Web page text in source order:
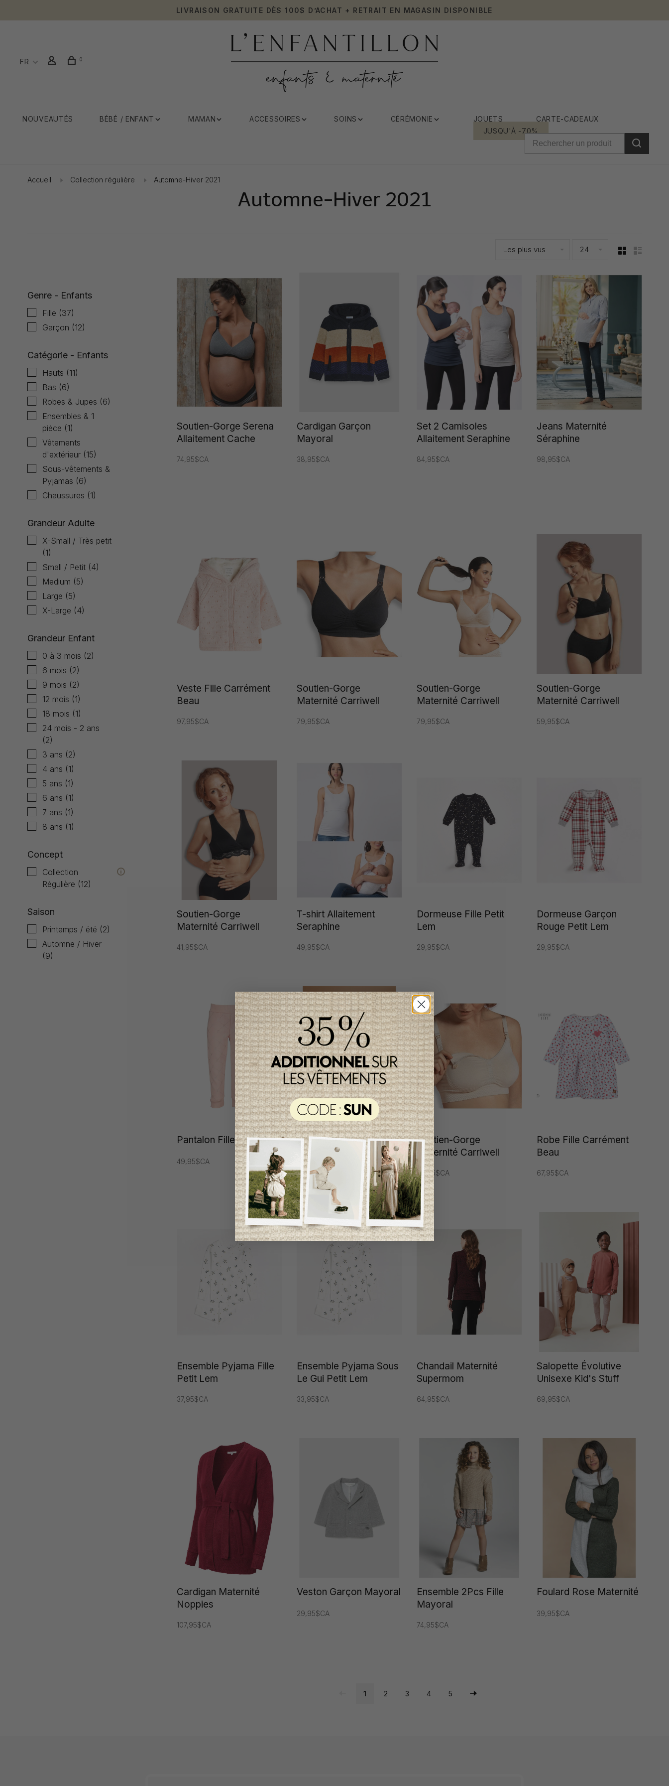
LIVRAISON GRATUITE DÈS 100$ D’ACHAT + RETRAIT EN MAGASIN DISPONIBLE
FR 0
NOUVEAUTÉS BÉBÉ / ENFANT MAMAN ACCESSOIRES SOINS CÉRÉMONIE JOUETS
CARTE-CADEAUX
JUSQU'À -70%
Accueil Collection régulière Automne-Hiver 2021
Automne-Hiver 2021
Les plus vus 24
Genre - Enfants
Fille (37)
Garçon (12)
Catégorie - Enfants
Hauts (11)
Bas (6)
Robes & Jupes (6)
Ensembles & 1
pièce (1)
Vêtements
d'extérieur (15)
Sous-vêtements &
Pyjamas (6)
Chaussures (1)
Grandeur Adulte
X-Small / Très petit
(1)
Small / Petit (4)
Medium (5)
Large (5)
X-Large (4)
Grandeur Enfant
0 à 3 mois (2)
6 mois (2)
9 mois (2)
12 mois (1)
18 mois (1)
24 mois - 2 ans
(2)
3 ans (2)
4 ans (1)
5 ans (1)
6 ans (1)
7 ans (1)
8 ans (1)
Concept
Collection
Régulière (12)
Saison
Printemps / été (2)
Automne / Hiver
(9)
Soutien-Gorge Serena
Allaitement Cache
74,95$CA
Cardigan Garçon
Mayoral
38,95$CA
Set 2 Camisoles
Allaitement Seraphine
84,95$CA
Jeans Maternité
Séraphine
98,95$CA
Veste Fille Carrément
Beau
97,95$CA
Soutien-Gorge
Maternité Carriwell
79,95$CA
Soutien-Gorge
Maternité Carriwell
79,95$CA
Soutien-Gorge
Maternité Carriwell
59,95$CA
Soutien-Gorge
Maternité Carriwell
41,95$CA
T-shirt Allaitement
Seraphine
49,95$CA
Dormeuse Fille Petit
Lem
29,95$CA
Dormeuse Garçon
Rouge Petit Lem
29,95$CA
Pantalon Fille Le Chic
49,95$CA
Collants Fille Nono
29,95$CA
Soutien-Gorge
Maternité Carriwell
59,95$CA
Robe Fille Carrément
Beau
67,95$CA
Ensemble Pyjama Fille
Petit Lem
37,95$CA
Ensemble Pyjama Sous
Le Gui Petit Lem
33,95$CA
Chandail Maternité
Supermom
64,95$CA
Salopette Évolutive
Unisexe Kid's Stuff
69,95$CA
Cardigan Maternité
Noppies
107,95$CA
Veston Garçon Mayoral
29,95$CA
Ensemble 2Pcs Fille
Mayoral
74,95$CA
Foulard Rose Maternité
39,95$CA
1 2 3 4 5